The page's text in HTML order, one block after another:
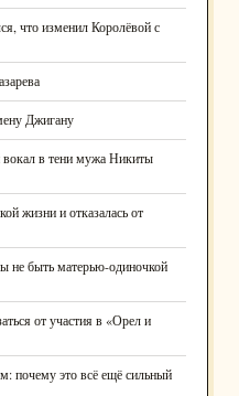
что изменил Королёвой с
Джигану
вокал в тени мужа Никиты
жизни и отказалась от
не быть матерью-одиночкой
от участия в «Орел и
почему это всё ещё сильный